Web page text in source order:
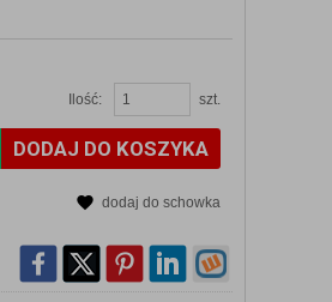
Ilość: szt.
DODAJ DO KOSZYKA
dodaj do schowka